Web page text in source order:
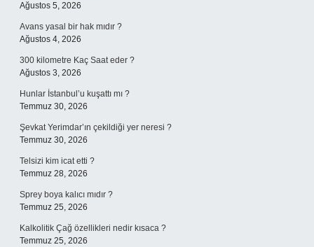
Ağustos 5, 2026
Avans yasal bir hak mıdır ?
Ağustos 4, 2026
300 kilometre Kaç Saat eder ?
Ağustos 3, 2026
Hunlar İstanbul’u kuşattı mı ?
Temmuz 30, 2026
Şevkat Yerimdar’ın çekildiği yer neresi ?
Temmuz 30, 2026
Telsizi kim icat etti ?
Temmuz 28, 2026
Sprey boya kalıcı mıdır ?
Temmuz 25, 2026
Kalkolitik Çağ özellikleri nedir kısaca ?
Temmuz 25, 2026